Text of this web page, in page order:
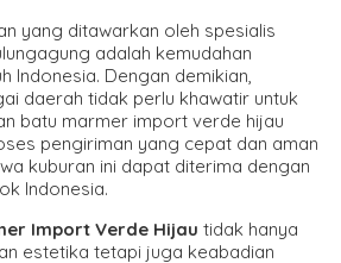
yang ditawarkan oleh spesialis
adalah kemudahan
Indonesia. Dengan demikian,
daerah tidak perlu khawatir untuk
batu marmer import verde hijau
pengiriman yang cepat dan aman
kuburan ini dapat diterima dengan
Indonesia.
Import Verde Hijau tidak hanya
estetika tetapi juga keabadian